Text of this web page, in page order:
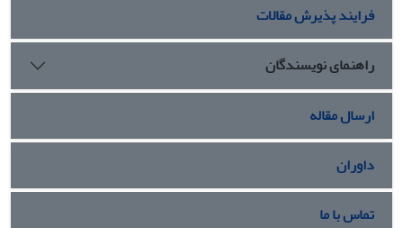
فرایند پذیرش مقالات
راهنمای نویسندگان
ارسال مقاله
داوران
تماس با ما